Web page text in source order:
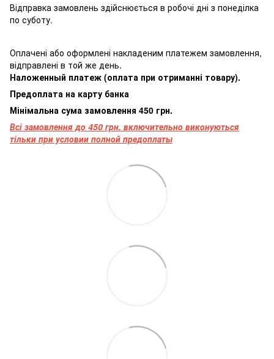
Відправка замовлень здійснюється в робочі дні з понеділка
по суботу.
Оплачені або оформлені накладеним платежем замовлення,
відправлені в той же день.
Наложенный платеж (оплата при отриманні товару).
Предоплата на карту банка
Мінімальна сума замовлення 450 грн.
Всі замовлення до 450 грн. включительно виконуються
тільки при условии полной предоплаты